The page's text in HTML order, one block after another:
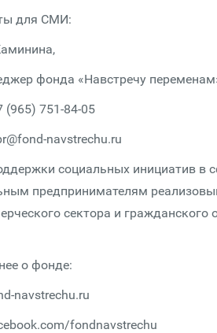
для СМИ:
фонда «Навстречу
(965) 751-84-05
navstrechu.ru
социальных инициатив в
предпринимателям
сектора и
о фонде:
navstrechu.ru
fondnavstrechu